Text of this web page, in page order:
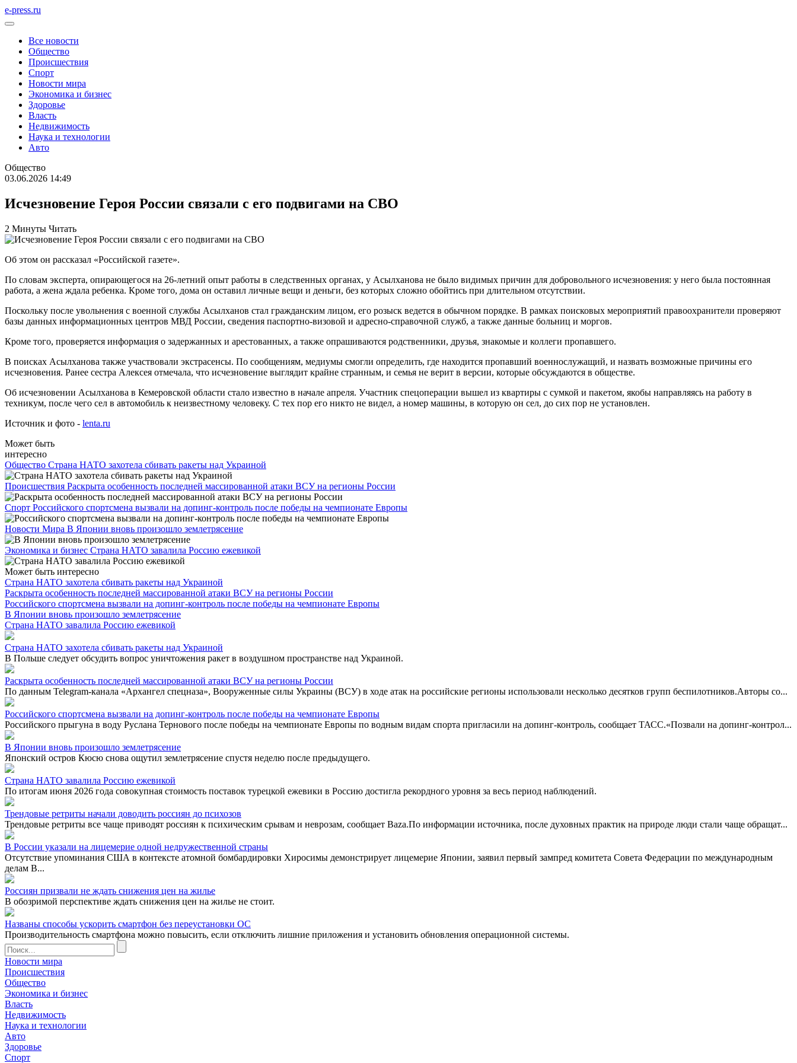
e-press.ru
Все новости
Общество
Происшествия
Спорт
Новости мира
Экономика и бизнес
Здоровье
Власть
Недвижимость
Наука и технологии
Авто
Общество
03.06.2026 14:49
Исчезновение Героя России связали с его подвигами на СВО
2 Минуты Читать
Об этом он рассказал «Российской газете».
По словам эксперта, опирающегося на 26-летний опыт работы в следственных органах, у Асылханова не было видимых причин для добровольного исчезновения: у него была постоянная
работа, а жена ждала ребенка. Кроме того, дома он оставил личные вещи и деньги, без которых сложно обойтись при длительном отсутствии.
Поскольку после увольнения с военной службы Асылханов стал гражданским лицом, его розыск ведется в обычном порядке. В рамках поисковых мероприятий правоохранители проверяют
базы данных информационных центров МВД России, сведения паспортно-визовой и адресно-справочной служб, а также данные больниц и моргов.
Кроме того, проверяется информация о задержанных и арестованных, а также опрашиваются родственники, друзья, знакомые и коллеги пропавшего.
В поисках Асылханова также участвовали экстрасенсы. По сообщениям, медиумы смогли определить, где находится пропавший военнослужащий, и назвать возможные причины его
исчезновения. Ранее сестра Алексея отмечала, что исчезновение выглядит крайне странным, и семья не верит в версии, которые обсуждаются в обществе.
Об исчезновении Асылханова в Кемеровской области стало известно в начале апреля. Участник спецоперации вышел из квартиры с сумкой и пакетом, якобы направляясь на работу в
техникум, после чего сел в автомобиль к неизвестному человеку. С тех пор его никто не видел, а номер машины, в которую он сел, до сих пор не установлен.
Источник и фото - lenta.ru
Может быть
интересно
Общество Страна НАТО захотела сбивать ракеты над Украиной
Происшествия Раскрыта особенность последней массированной атаки ВСУ на регионы России
Спорт Российского спортсмена вызвали на допинг-контроль после победы на чемпионате Европы
Новости Мира В Японии вновь произошло землетрясение
Экономика и бизнес Страна НАТО завалила Россию ежевикой
Может быть интересно
Страна НАТО захотела сбивать ракеты над Украиной
Раскрыта особенность последней массированной атаки ВСУ на регионы России
Российского спортсмена вызвали на допинг-контроль после победы на чемпионате Европы
В Японии вновь произошло землетрясение
Страна НАТО завалила Россию ежевикой
Страна НАТО захотела сбивать ракеты над Украиной
В Польше следует обсудить вопрос уничтожения ракет в воздушном пространстве над Украиной.
Раскрыта особенность последней массированной атаки ВСУ на регионы России
По данным Telegram-канала «Архангел спецназа», Вооруженные силы Украины (ВСУ) в ходе атак на российские регионы использовали несколько десятков групп беспилотников.Авторы со...
Российского спортсмена вызвали на допинг-контроль после победы на чемпионате Европы
Российского прыгуна в воду Руслана Тернового после победы на чемпионате Европы по водным видам спорта пригласили на допинг-контроль, сообщает ТАСС.«Позвали на допинг-контрол...
В Японии вновь произошло землетрясение
Японский остров Кюсю снова ощутил землетрясение спустя неделю после предыдущего.
Страна НАТО завалила Россию ежевикой
По итогам июня 2026 года совокупная стоимость поставок турецкой ежевики в Россию достигла рекордного уровня за весь период наблюдений.
Трендовые ретриты начали доводить россиян до психозов
Трендовые ретриты все чаще приводят россиян к психическим срывам и неврозам, сообщает Baza.По информации источника, после духовных практик на природе люди стали чаще обращат...
В России указали на лицемерие одной недружественной страны
Отсутствие упоминания США в контексте атомной бомбардировки Хиросимы демонстрирует лицемерие Японии, заявил первый зампред комитета Совета Федерации по международным
делам В...
Россиян призвали не ждать снижения цен на жилье
В обозримой перспективе ждать снижения цен на жилье не стоит.
Названы способы ускорить смартфон без переустановки ОС
Производительность смартфона можно повысить, если отключить лишние приложения и установить обновления операционной системы.
Новости мира
Происшествия
Общество
Экономика и бизнес
Власть
Недвижимость
Наука и технологии
Авто
Здоровье
Спорт